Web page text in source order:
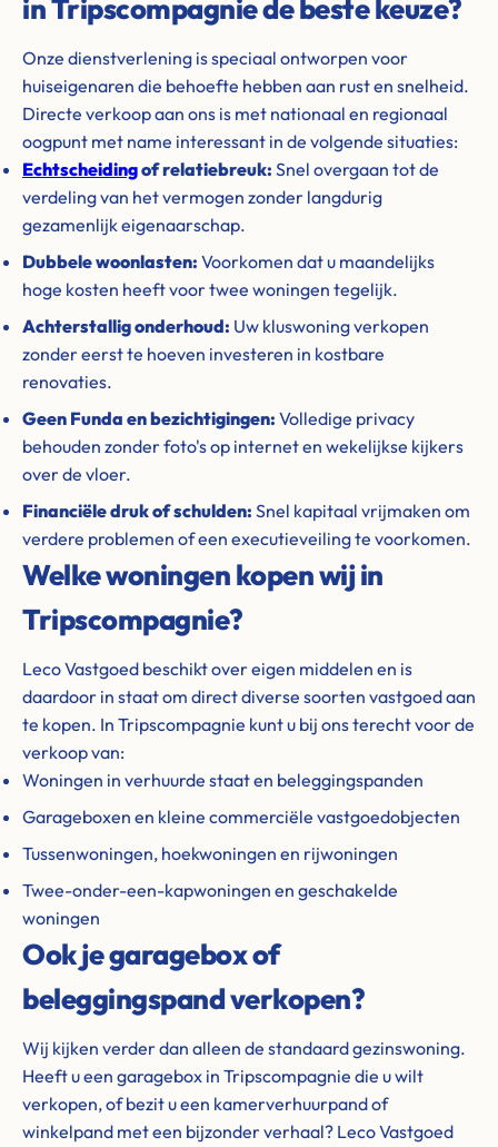
in Tripscompagnie de beste keuze?
Onze dienstverlening is speciaal ontworpen voor
huiseigenaren die behoefte hebben aan rust en snelheid.
Directe verkoop aan ons is met nationaal en regionaal
oogpunt met name interessant in de volgende situaties:
Echtscheidingof relatiebreuk: Snel overgaan tot de
verdeling van het vermogen zonder langdurig
gezamenlijk eigenaarschap.
Dubbele woonlasten: Voorkomen dat u maandelijks
hoge kosten heeft voor twee woningen tegelijk.
Achterstallig onderhoud: Uw kluswoning verkopen
zonder eerst te hoeven investeren in kostbare
renovaties.
Geen Funda en bezichtigingen: Volledige privacy
behouden zonder foto's op internet en wekelijkse kijkers
over de vloer.
Financiële druk of schulden: Snel kapitaal vrijmaken om
verdere problemen of een executieveiling te voorkomen.
Welke woningen kopen wij in
Tripscompagnie?
Leco Vastgoed beschikt over eigen middelen en is
daardoor in staat om direct diverse soorten vastgoed aan
te kopen. In Tripscompagnie kunt u bij ons terecht voor de
verkoop van:
Woningen in verhuurde staat en beleggingspanden
Garageboxen en kleine commerciële vastgoedobjecten
Tussenwoningen, hoekwoningen en rijwoningen
Twee-onder-een-kapwoningen en geschakelde
woningen
Ook je garagebox of
beleggingspand verkopen?
Wij kijken verder dan alleen de standaard gezinswoning.
Heeft u een garagebox in Tripscompagnie die u wilt
verkopen, of bezit u een kamerverhuurpand of
winkelpand met een bijzonder verhaal? Leco Vastgoed